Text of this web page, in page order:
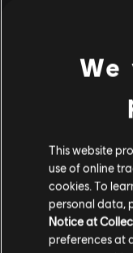
特
This website
use of online
cookies. To
personal data,
Notice at
preferences at